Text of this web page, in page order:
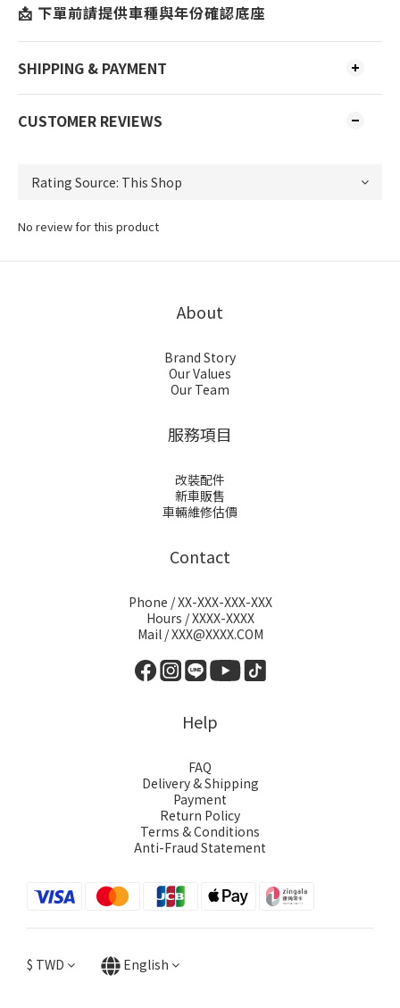
📩 下單前請提供車種與年份確認底座
SHIPPING & PAYMENT
CUSTOMER REVIEWS
No review for this product
About
Brand Story
Our Values
Our Team
服務項目
改裝配件
新車販售
車輛維修估價
Contact
Phone / XX-XXX-XXX-XXX
Hours / XXXX-XXXX
Mail / XXX@XXXX.COM
Help
FAQ
Delivery & Shipping
Payment
Return Policy
Terms & Conditions
Anti-Fraud Statement
$ TWD English